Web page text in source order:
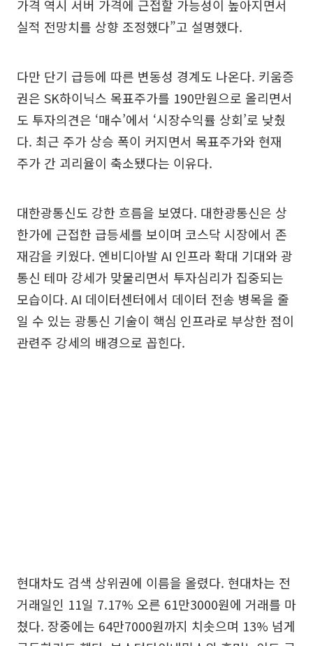
가격 역시 서버 가격에 근접할 가능성이 높아지면서
실적 전망치를 상향 조정했다”고 설명했다.
다만 단기 급등에 따른 변동성 경계도 나온다. 키움증
권은 SK하이닉스 목표주가를 190만원으로 올리면서
도 투자의견은 ‘매수’에서 ‘시장수익률 상회’로 낮췄
다. 최근 주가 상승 폭이 커지면서 목표주가와 현재
주가 간 괴리율이 축소됐다는 이유다.
대한광통신도 강한 흐름을 보였다. 대한광통신은 상
한가에 근접한 급등세를 보이며 코스닥 시장에서 존
재감을 키웠다. 엔비디아발 AI 인프라 확대 기대와 광
통신 테마 강세가 맞물리면서 투자심리가 집중되는
모습이다. AI 데이터센터에서 데이터 전송 병목을 줄
일 수 있는 광통신 기술이 핵심 인프라로 부상한 점이
관련주 강세의 배경으로 꼽힌다.
현대차도 검색 상위권에 이름을 올렸다. 현대차는 전
거래일인 11일 7.17% 오른 61만3000원에 거래를 마
쳤다. 장중에는 64만7000원까지 치솟으며 13% 넘게